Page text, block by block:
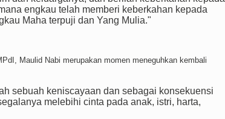
engkau telah memberi keberkahan kepada
Maha terpuji dan Yang Mulia."
Maulid Nabi merupakan momen meneguhkan kembali
sebuah keniscayaan dan sebagai konsekuensi
melebihi cinta pada anak, istri, harta,